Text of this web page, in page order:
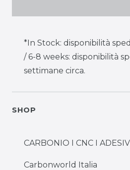
*In Stock: disponibilità
/ 6-8 weeks: disponibilità
settimane circa.
SHOP
CARBONIO I CNC I
Carbonworld Italia